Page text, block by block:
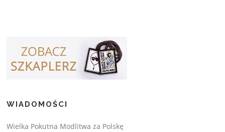
WIADOMOŚCI
Wielka Pokutna Modlitwa za Polskę